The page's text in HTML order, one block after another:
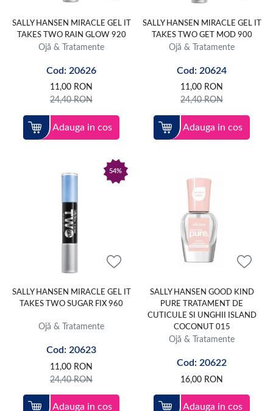
SALLY HANSEN MIRACLE GEL IT
TAKES TWO RAIN GLOW 920
Ojă & Tratamente
Cod: 20626
11,00 RON
24,40RON
Adauga in cos
SALLY HANSEN MIRACLE GEL IT
TAKES TWO GET MOD 900
Ojă & Tratamente
Cod: 20624
11,00 RON
24,40RON
Adauga in cos
54%
SALLY HANSEN MIRACLE GEL IT
TAKES TWO SUGAR FIX 960
Ojă & Tratamente
Cod: 20623
11,00 RON
24,40RON
Adauga in cos
SALLY HANSEN GOOD KIND
PURE TRATAMENT DE
CUTICULE SI UNGHII ISLAND
COCONUT 015
Ojă & Tratamente
Cod: 20622
16,00 RON
Adauga in cos